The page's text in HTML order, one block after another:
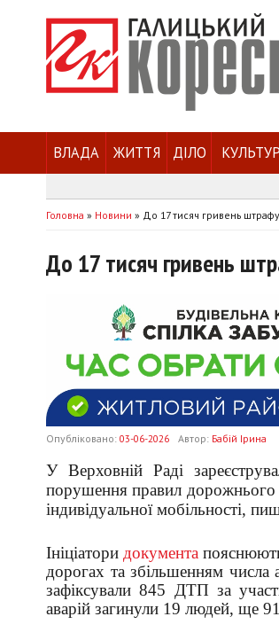
ВЛАДА ЖИТТЯ ДІЛО
Головна » Новини » До 17 тисяч гривень
До 17 тисяч гривень
Опубліковано: 03-06-2026 Автор: Бабій Ірина
У Верховній Раді
порушення правил дорожнього
індивідуальної мобільності,
Ініціатори документа
дорогах та збільшенням числа
зафіксували 845 ДТП за
аварій загинули 19 людей, ще